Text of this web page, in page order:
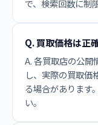
で、検索回数に制
Q. 買取価格は正
A. 各買取店の公開
し、実際の買取価
る場合があります
い。